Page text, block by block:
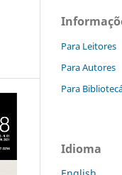
Para Leitores
Para Autores
Para
Idioma